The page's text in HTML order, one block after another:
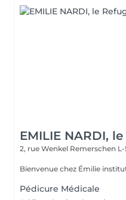
EMILIE NARDI,
2, rue Wenkel Remerschen L-
Bienvenue chez Émilie
Pédicure Médicale